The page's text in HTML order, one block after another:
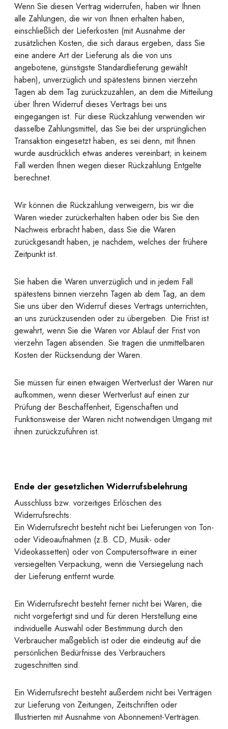
Wenn Sie diesen Vertrag widerrufen, haben wir Ihnen
alle Zahlungen, die wir von Ihnen erhalten haben,
einschließlich der Lieferkosten (mit Ausnahme der
zusätzlichen Kosten, die sich daraus ergeben, dass Sie
eine andere Art der Lieferung als die von uns
angebotene, günstigste Standardlieferung gewählt
haben), unverzüglich und spätestens binnen vierzehn
Tagen ab dem Tag zurückzuzahlen, an dem die Mitteilung
über Ihren Widerruf dieses Vertrags bei uns
eingegangen ist. Für diese Rückzahlung verwenden wir
dasselbe Zahlungsmittel, das Sie bei der ursprünglichen
Transaktion eingesetzt haben, es sei denn, mit Ihnen
wurde ausdrücklich etwas anderes vereinbart; in keinem
Fall werden Ihnen wegen dieser Rückzahlung Entgelte
berechnet.
Wir können die Rückzahlung verweigern, bis wir die
Waren wieder zurückerhalten haben oder bis Sie den
Nachweis erbracht haben, dass Sie die Waren
zurückgesandt haben, je nachdem, welches der frühere
Zeitpunkt ist.
Sie haben die Waren unverzüglich und in jedem Fall
spätestens binnen vierzehn Tagen ab dem Tag, an dem
Sie uns über den Widerruf dieses Vertrags unterrichten,
an uns zurückzusenden oder zu übergeben. Die Frist ist
gewahrt, wenn Sie die Waren vor Ablauf der Frist von
vierzehn Tagen absenden. Sie tragen die unmittelbaren
Kosten der Rücksendung der Waren.
Sie müssen für einen etwaigen Wertverlust der Waren nur
aufkommen, wenn dieser Wertverlust auf einen zur
Prüfung der Beschaffenheit, Eigenschaften und
Funktionsweise der Waren nicht notwendigen Umgang mit
ihnen zurückzuführen ist.
Ende der gesetzlichen Widerrufsbelehrung
Ausschluss bzw. vorzeitiges Erlöschen des
Widerrufsrechts:
Ein Widerrufsrecht besteht nicht bei Lieferungen von Ton-
oder Videoaufnahmen (z.B. CD, Musik- oder
Videokassetten) oder von Computersoftware in einer
versiegelten Verpackung, wenn die Versiegelung nach
der Lieferung entfernt wurde.
Ein Widerrufsrecht besteht ferner nicht bei Waren, die
nicht vorgefertigt sind und für deren Herstellung eine
individuelle Auswahl oder Bestimmung durch den
Verbraucher maßgeblich ist oder die eindeutig auf die
persönlichen Bedürfnisse des Verbrauchers
zugeschnitten sind.
Ein Widerrufsrecht besteht außerdem nicht bei Verträgen
zur Lieferung von Zeitungen, Zeitschriften oder
Illustrierten mit Ausnahme von Abonnement-Verträgen.